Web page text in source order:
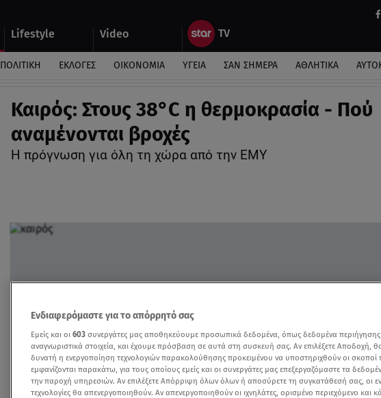
Lifestyle Video
ΠΟΛΙΤΙΚΗ ΕΚΛΟΓΕΣ ΟΙΚΟΝΟΜΙΑ ΥΓΕΙΑ ΣΑΝ ΣΗΜΕΡΑ ΑΘΛΗΤΙΚΑ
Καιρός: Στους 38°C η θερμοκρασία - Πού
αναμένονται βροχές
Η πρόγνωση για όλη τη χώρα από την ΕΜΥ
Ενδιαφερόμαστε για το απόρρητό σας
Εμείς και οι 603 συνεργάτες μας αποθηκεύουμε προσωπικά δεδομένα, όπως δεδομένα
αναγνωριστικά στοιχεία, και έχουμε πρόσβαση σε αυτά στη συσκευή σας. Αν επιλέξετε Αποδοχή,
δυνατή η ενεργοποίηση τεχνολογιών παρακολούθησης προκειμένου να υποστηριχθούν οι σκοποί
εμφανίζονται παρακάτω, για τους οποίους εμείς και οι συνεργάτες μας επεξεργαζόμαστε τα
την παροχή υπηρεσιών. Αν επιλέξετε Απόρριψη όλων όλων ή αποσύρετε τη συγκατάθεσή σας, οι
τεχνολογίες θα απενεργοποιηθούν. Αν απενεργοποιηθούν οι ιχνηλάτες, ορισμένο περιεχόμενο και